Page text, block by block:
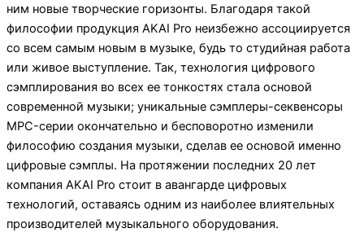
ним новые творческие горизонты. Благодаря такой
философии продукция AKAI Pro неизбежно ассоциируется
со всем самым новым в музыке, будь то студийная работа
или живое выступление. Так, технология цифрового
сэмплирования во всех ее тонкостях стала основой
современной музыки; уникальные сэмплеры-секвенсоры
MPC-серии окончательно и бесповоротно изменили
философию создания музыки, сделав ее основой именно
цифровые сэмплы. На протяжении последних 20 лет
компания AKAI Pro стоит в авангарде цифровых
технологий, оставаясь одним из наиболее влиятельных
производителей музыкального оборудования.